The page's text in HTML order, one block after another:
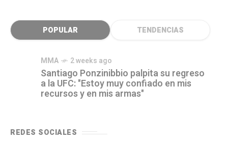
POPULAR TENDENCIAS
MMA 2 weeks ago
Santiago Ponzinibbio palpita su regreso
a la UFC: "Estoy muy confiado en mis
recursos y en mis armas"
REDES SOCIALES